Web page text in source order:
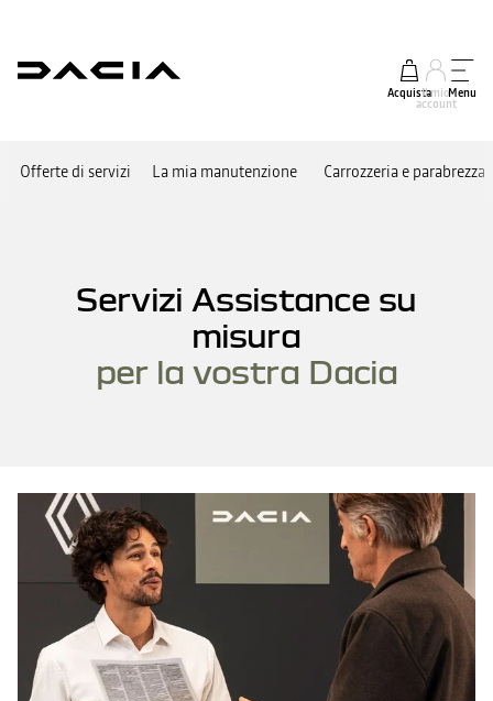
AcquistaIl mio
account
Menu
Offerte di servizi La mia manutenzione Carrozzeria e parabrezza
Servizi Assistance su
misura
per la vostra Dacia